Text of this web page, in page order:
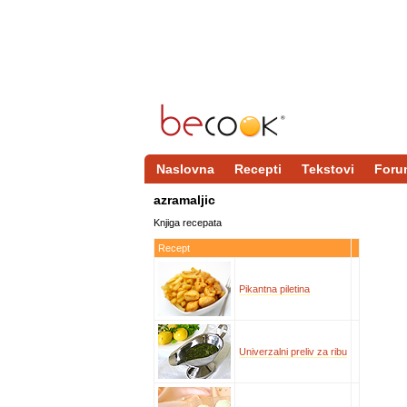
Naslovna Recepti Tekstovi
azramaljic
Knjiga recepata
Recept
Pikantna piletina
Univerzalni preliv za ribu